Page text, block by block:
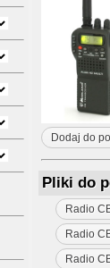
Dodaj do
Pliki do
Radio
Radio
Radio